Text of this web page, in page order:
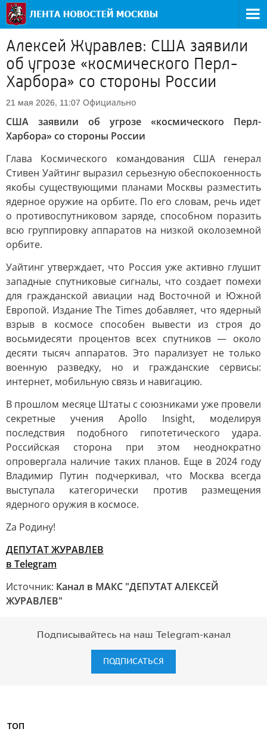
Алексей Журавлев: США заявили
об угрозе «космического Перл-
Харбора» со стороны России
21 мая 2026, 11:07 Официально
США заявили об угрозе «космического Перл-
Харбора» со стороны России
Глава Космического командования США генерал
Стивен Уайтинг выразил серьезную обеспокоенность
якобы существующими планами Москвы разместить
ядерное оружие на орбите. По его словам, речь идет
о противоспутниковом заряде, способном поразить
всю группировку аппаратов на низкой околоземной
орбите.
Уайтинг утверждает, что Россия уже активно глушит
западные спутниковые сигналы, что создает помехи
для гражданской авиации над Восточной и Южной
Европой. Издание The Times добавляет, что ядерный
взрыв в космосе способен вывести из строя до
восьмидесяти процентов всех спутников — около
десяти тысяч аппаратов. Это парализует не только
военную разведку, но и гражданские сервисы:
интернет, мобильную связь и навигацию.
В прошлом месяце Штаты с союзниками уже провели
секретные учения Apollo Insight, моделируя
последствия подобного гипотетического удара.
Российская сторона при этом неоднократно
опровергала наличие таких планов. Еще в 2024 году
Владимир Путин подчеркивал, что Москва всегда
выступала категорически против размещения
ядерного оружия в космосе.
Za Родину!
ДЕПУТАТ ЖУРАВЛЕВ
в Telegram
Источник: Канал в МАКС "ДЕПУТАТ АЛЕКСЕЙ
ЖУРАВЛЕВ"
Подписывайтесь на наш Telegram-канал
ПОДПИСАТЬСЯ
ТОП